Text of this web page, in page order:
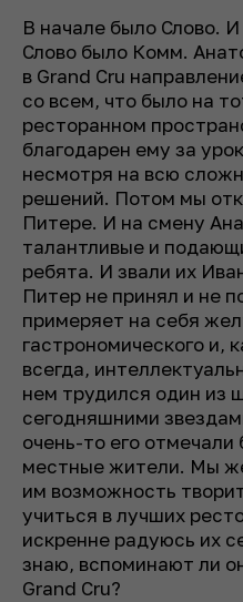
В начале было Слово.
Слово было Комм.
в Grand Cru
со всем, что было на
ресторанном
благодарен ему за
несмотря на всю
решений. Потом мы
Питере. И на смену
талантливые и
ребята. И звали их
Питер не принял и не
примеряет на себя
гастрономического и,
всегда,
нем трудился один из
сегодняшними
очень-то его отмечали
местные жители. Мы
им возможность
учиться в лучших
искренне радуюсь их
знаю, вспоминают ли
Grand Cru?